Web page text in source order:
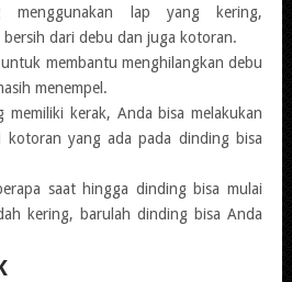
menggunakan lap yang kering,
dari debu dan juga kotoran.
membantu menghilangkan debu
menempel.
kerak, Anda bisa melakukan
kotoran yang ada pada dinding bisa
saat hingga dinding bisa mulai
kering, barulah dinding bisa Anda